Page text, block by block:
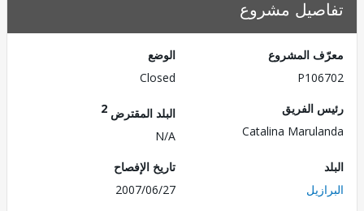
مشروع
المشروع
الفريق
Catalina
البلد المقترض
تاريخ الإفصاح
2007/06/27